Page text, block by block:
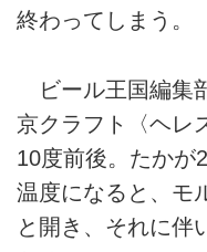
終わってしまう。
ビール王国編集
京クラフト〈ヘレ
10度前後。たかが
温度になると、モ
と開き、それに伴